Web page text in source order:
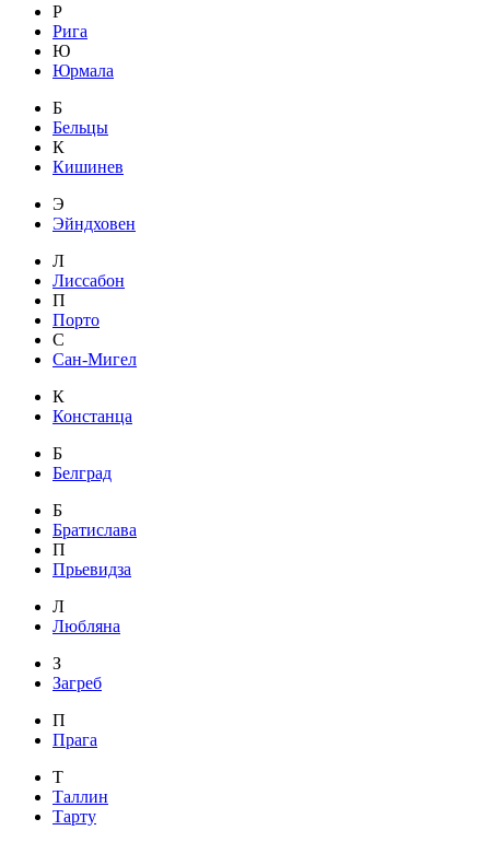
Р
Рига
Ю
Юрмала
Б
Бельцы
К
Кишинев
Э
Эйндховен
Л
Лиссабон
П
Порто
С
Сан-Мигел
К
Констанца
Б
Белград
Б
Братислава
П
Прьевидза
Л
Любляна
З
Загреб
П
Прага
Т
Таллин
Тарту